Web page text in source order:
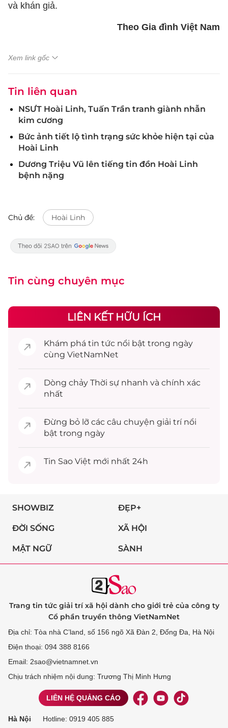
và khán giả.
Theo Gia đình Việt Nam
Xem link gốc
Tin liên quan
NSƯT Hoài Linh, Tuấn Trần tranh giành nhẫn
kim cương
Bức ảnh tiết lộ tình trạng sức khỏe hiện tại của
Hoài Linh
Dương Triệu Vũ lên tiếng tin đồn Hoài Linh
bệnh nặng
Chủ đề: Hoài Linh
Tin cùng chuyên mục
LIÊN KẾT HỮU ÍCH
Khám phá tin tức nổi bật trong ngày
cùng VietNamNet
Dòng chảy Thời sự nhanh và chính xác
nhất
Đừng bỏ lỡ các câu chuyện giải trínổi
bật trong ngày
Tin Sao Việt mới nhất 24h
SHOWBIZ ĐẸP+
ĐỜI SỐNG XÃ HỘI
MẬT NGỮ SÀNH
Trang tin tức giải trí xã hội dành cho giới trẻ của công ty
Cổ phần truyền thông VietNamNet
Địa chỉ: Tòa nhà C’land, số 156 ngõ Xã Đàn 2, Đống Đa, Hà Nội
Điện thoại: 094 388 8166
Email: 2sao@vietnamnet.vn
Chịu trách nhiệm nội dung: Trương Thị Minh Hưng
LIÊN HỆ QUẢNG CÁO
Hà Nội Hotline: 0919 405 885